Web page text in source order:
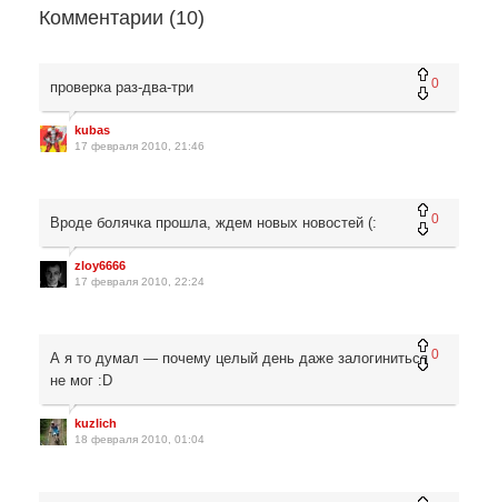
Комментарии (10)
0
проверка раз-два-три
kubas
17 февраля 2010, 21:46
0
Вроде болячка прошла, ждем новых новостей (:
zloy6666
17 февраля 2010, 22:24
0
А я то думал — почему целый день даже залогиниться
не мог :D
kuzlich
18 февраля 2010, 01:04